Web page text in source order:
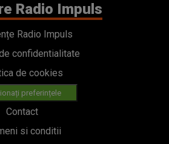
Radio Impuls
Radio Impuls
confidentialitate
de cookies
preferințele
Contact
si conditii